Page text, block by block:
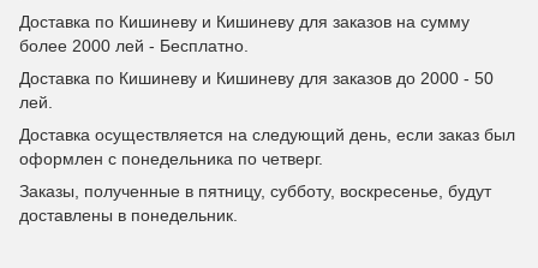
Доставка по Кишиневу и Кишиневу для заказов на сумму
более 2000 лей - Бесплатно.
Доставка по Кишиневу и Кишиневу для заказов до 2000 - 50
лей.
Доставка осуществляется на следующий день, если заказ был
оформлен с понедельника по четверг.
Заказы, полученные в пятницу, субботу, воскресенье, будут
доставлены в понедельник.